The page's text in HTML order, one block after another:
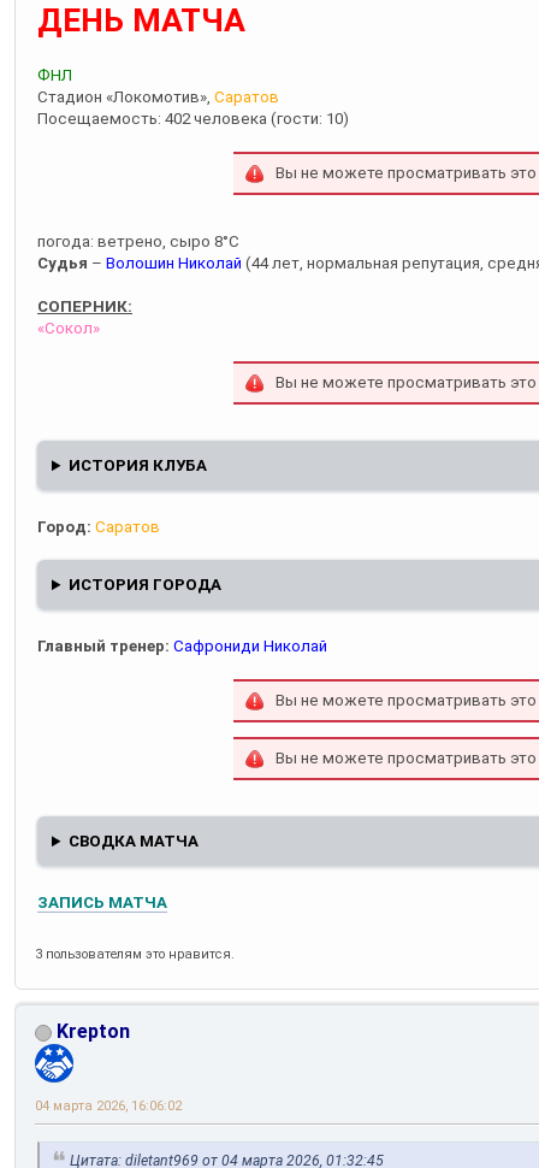
ДЕНЬ МАТЧА
ФНЛ
Стадион «Локомотив», Саратов
Посещаемость: 402 человека (гости: 10)
Вы не можете просматривать
погода: ветрено, сыро 8°С
Судья – Волошин Николай (44 лет, нормальная репутация,
СОПЕРНИК:
«Сокол»
Вы не можете просматривать
ИСТОРИЯ КЛУБА
Город: Саратов
ИСТОРИЯ ГОРОДА
Главный тренер: Сафрониди Николай
Вы не можете просматривать
Вы не можете просматривать
СВОДКА МАТЧА
ЗАПИСЬ МАТЧА
3 пользователям это нравится.
Krepton
04 марта 2026, 16:06:02
Цитата: diletant969 от 04 марта 2026, 01:32:45